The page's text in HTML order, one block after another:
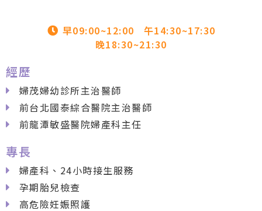
早09:00~12:00
午14:30~17:30
晚18:30~21:30
經歷
婦茂婦幼診所主治醫師
前台北國泰綜合醫院主治醫師
前龍潭敏盛醫院婦產科主任
專長
婦產科、24小時接生服務
孕期胎兒檢查
高危險妊娠照護